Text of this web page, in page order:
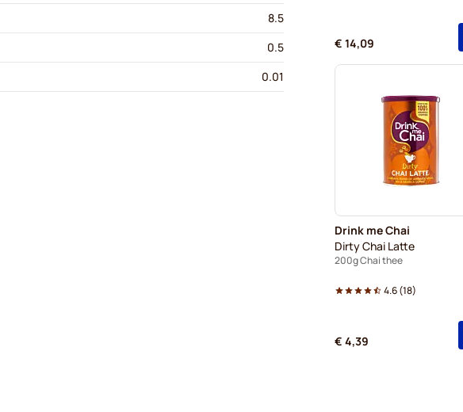
€ 14,09
Drink me Chai
Dirty Chai Latte
200g Chai thee
4.6(18)
€ 4,39
8.5
0.5
0.01